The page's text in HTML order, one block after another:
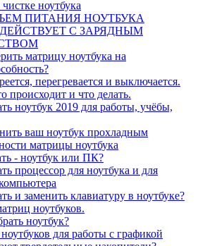
ноутбука
ПИТАНИЯ НОУТБУКА
С ЗАРЯДНЫМ
матрицу ноутбука на
перегревается и выключается.
происходит и что делать.
ноутбук 2019 для работы, учёбы,
ваш ноутбук прохладным
матрицы ноутбука
- ноутбук или ПК?
процессор для ноутбука и для
и заменить клавиатуру в ноутбуке?
ноутбуков.
ноутбук?
для работы с графикой